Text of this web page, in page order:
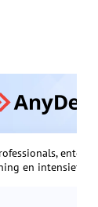
en intensief